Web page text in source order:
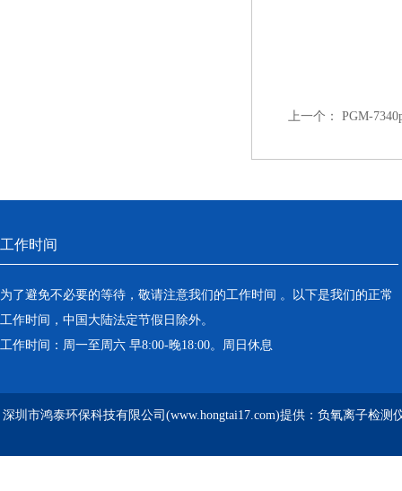
上一个： PGM-
工作时间
为了避免不必要的等待，敬请注意我们的工作时间 。以下是我们的正常
工作时间，中国大陆法定节假日除外。
工作时间：周一至周六 早8:00-晚18:00。周日休息
深圳市鸿泰环保科技有限公司(www.hongtai17.com)提供：负氧离子检